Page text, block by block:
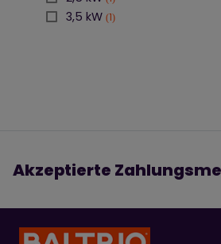
Montagematerial
3,5 kW 1
Akzeptierte